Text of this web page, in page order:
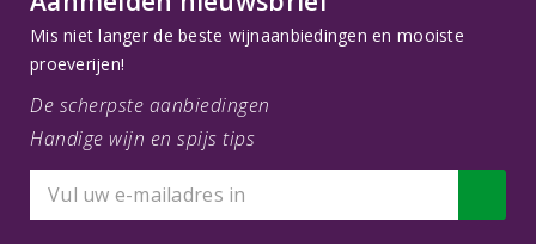
Mis niet langer de beste wijnaanbiedingen en mooiste
proeverijen!
De scherpste aanbiedingen
Handige wijn en spijs tips